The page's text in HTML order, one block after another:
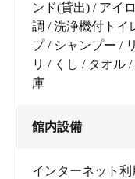
ンド(貸出) / アイ
調 / 洗浄機付トイ
プ / シャンプー /
リ / くし / タオル
庫
館内設備
インターネット